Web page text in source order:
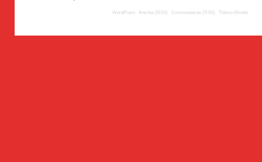
WordPress Articles (RSS) Commentaires (RSS) Thème Mimbo